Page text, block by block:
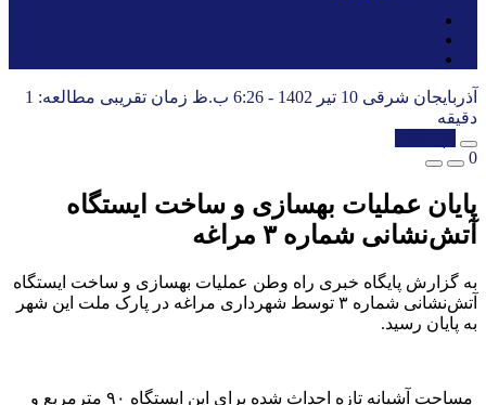
آذربایجان شرقی 10 تیر 1402 - 6:26 ب.ظ
زمان تقریبی مطالعه: 1
دقیقه
0
پایان عملیات بهسازی و ساخت ایستگاه
آتش‌نشانی شماره ۳ مراغه
به گزارش پایگاه خبری راه وطن عملیات بهسازی و ساخت ایستگاه
آتش‌نشانی شماره ۳ توسط شهرداری مراغه در پارک ملت این شهر
به پایان رسید.
مساحت آشیانه تازه احداث شده برای این ایستگاه ۹۰ مترمربع و